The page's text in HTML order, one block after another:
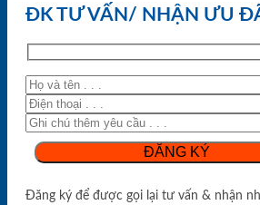
ĐK TƯ VẤN/ NHẬN ƯU
Đăng ký để được gọi lại tư vấn & nhận